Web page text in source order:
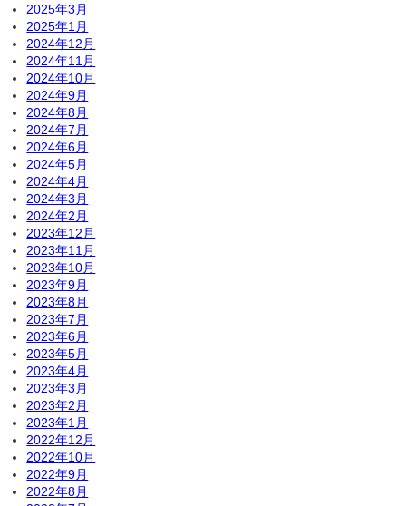
2025年3月
2025年1月
2024年12月
2024年11月
2024年10月
2024年9月
2024年8月
2024年7月
2024年6月
2024年5月
2024年4月
2024年3月
2024年2月
2023年12月
2023年11月
2023年10月
2023年9月
2023年8月
2023年7月
2023年6月
2023年5月
2023年4月
2023年3月
2023年2月
2023年1月
2022年12月
2022年10月
2022年9月
2022年8月